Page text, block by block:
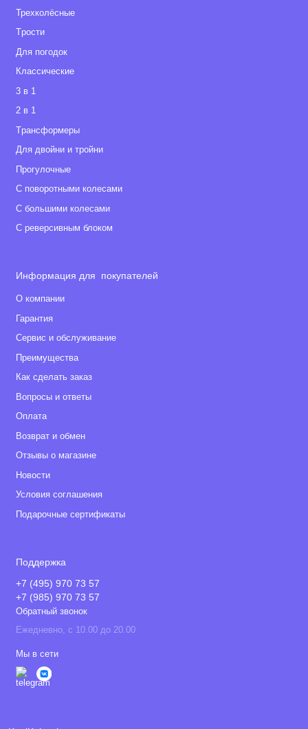
Трехколёсные
Tрости
Для погодок
Классические
3 в 1
2 в 1
Tрансформеры
Для двойни и тройни
Прогулочные
С поворотными колесами
С большими колесами
С реверсивным блоком
Информация для покупателей
О компании
Гарантия
Сервис и обслуживание
Преимущества
Как сделать заказ
Вопросы и ответы
Оплата
Возврат и обмен
Отзывы о магазине
Новости
Условия соглашения
Подарочные сертификаты
Поддержка
+7 (495) 970 73 57
+7 (985) 970 73 57
Обратный звонок
Ежедневно, с 10.00 до 20.00
Мы в сети